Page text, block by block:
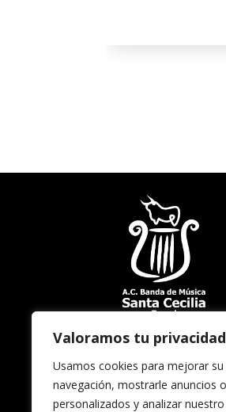
Valoramos tu privacidad
Usamos cookies para mejorar su
navegación, mostrarle anuncios
personalizados y analizar